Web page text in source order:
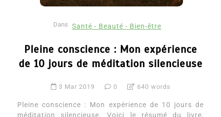
Dans Santé - Beauté - Bien-être
Pleine conscience : Mon expérience
de 10 jours de méditation silencieuse
3 Mar 2019 0 640 words
Pleine conscience : Mon expérience de 10 jours de
méditation silencieuse. Voici le résumé du livre,